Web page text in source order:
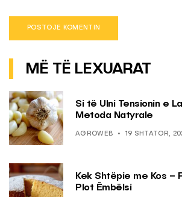
MË TË LEXUARAT
Si të Ulni Tensionin e
Metoda Natyrale
AGROWEB 19 SHTATOR,
Kek Shtëpie me Kos –
Plot Ëmbëlsi